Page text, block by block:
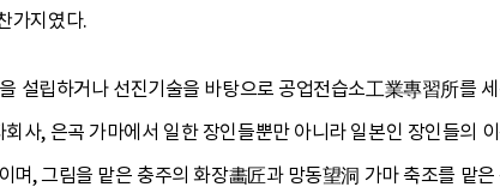
가지였다.
설립하거나 선진기술을 바탕으로 공업전습소工業專習所를
사, 은곡 가마에서 일한 장인들뿐만 아니라 일본인 장인들의
, 그림을 맡은 충주의 화장畵匠과 망동望洞 가마 축조를 맡은